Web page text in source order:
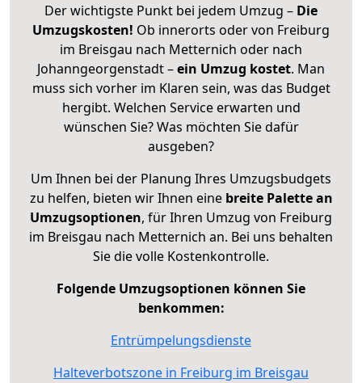
Der wichtigste Punkt bei jedem Umzug – Die
Umzugskosten! Ob innerorts oder von Freiburg
im Breisgau nach Metternich oder nach
Johanngeorgenstadt –ein Umzug kostet. Man
muss sich vorher im Klaren sein, was das Budget
hergibt. Welchen Service erwarten und
wünschen Sie? Was möchten Sie dafür
ausgeben?
Um Ihnen bei der Planung Ihres Umzugsbudgets
zu helfen, bieten wir Ihnen eine breite Palette an
Umzugsoptionen, für Ihren Umzug von Freiburg
im Breisgau nach Metternich an. Bei uns behalten
Sie die volle Kostenkontrolle.
Folgende Umzugsoptionen können Sie
benkommen:
Entrümpelungsdienste
Halteverbotszone in Freiburg im Breisgau